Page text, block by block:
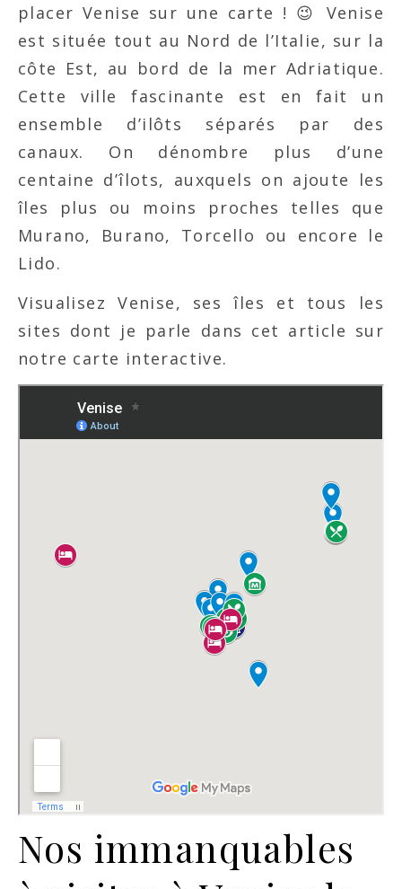
placer Venise sur une carte ! 😉 Venise
est située tout au Nord de l’Italie, sur la
côte Est, au bord de la mer Adriatique.
Cette ville fascinante est en fait un
ensemble d’ilôts séparés par des
canaux. On dénombre plus d’une
centaine d’îlots, auxquels on ajoute les
îles plus ou moins proches telles que
Murano, Burano, Torcello ou encore le
Lido.
Visualisez Venise, ses îles et tous les
sites dont je parle dans cet article sur
notre carte interactive.
Nos immanquables